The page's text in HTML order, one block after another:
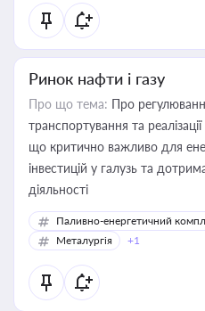
Ринок нафти і газу
Про що тема: Про
транспортування та
що критично важливо для
інвестицій у галузь та
діяльності
Паливно-енергетичний
Металургія
+1